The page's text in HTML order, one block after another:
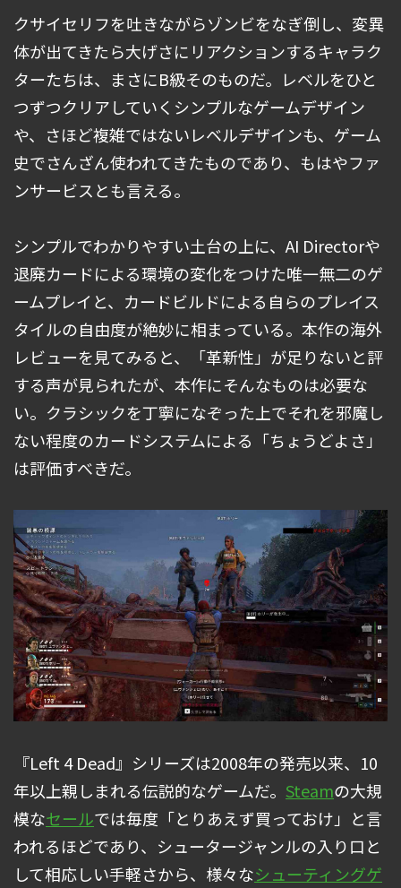
クサイセリフを吐きながらゾンビをなぎ倒し、変異
体が出てきたら大げさにリアクションするキャラク
ターたちは、まさにB級そのものだ。レベルをひと
つずつクリアしていくシンプルなゲームデザイン
や、さほど複雑ではないレベルデザインも、ゲーム
史でさんざん使われてきたものであり、もはやファ
ンサービスとも言える。
シンプルでわかりやすい土台の上に、AI Directorや
退廃カードによる環境の変化をつけた唯一無二のゲ
ームプレイと、カードビルドによる自らのプレイス
タイルの自由度が絶妙に相まっている。本作の海外
レビューを見てみると、「革新性」が足りないと評
する声が見られたが、本作にそんなものは必要な
い。クラシックを丁寧になぞった上でそれを邪魔し
ない程度のカードシステムによる「ちょうどよさ」
は評価すべきだ。
『Left 4 Dead』シリーズは2008年の発売以来、10
年以上親しまれる伝説的なゲームだ。 Steamの大規
模なセールでは毎度「とりあえず買っておけ」と言
われるほどであり、シュータージャンルの入り口と
して相応しい手軽さから、様々なシューティングゲ